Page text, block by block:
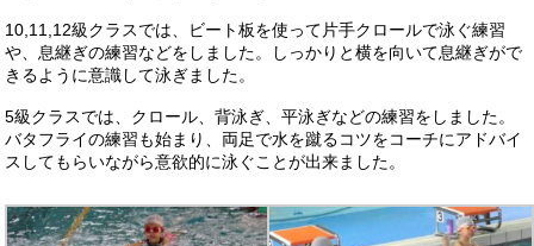
10,11,12級クラスでは、ビート板を使って片手クロールで泳ぐ練習
や、息継ぎの練習などをしました。しっかりと横を向いて息継ぎがで
きるように意識して泳ぎました。
5級クラスでは、クロール、背泳ぎ、平泳ぎなどの練習をしました。
バタフライの練習も始まり、両足で水を蹴るコツをコーチにアドバイ
スしてもらいながら意欲的に泳ぐことが出来ました。